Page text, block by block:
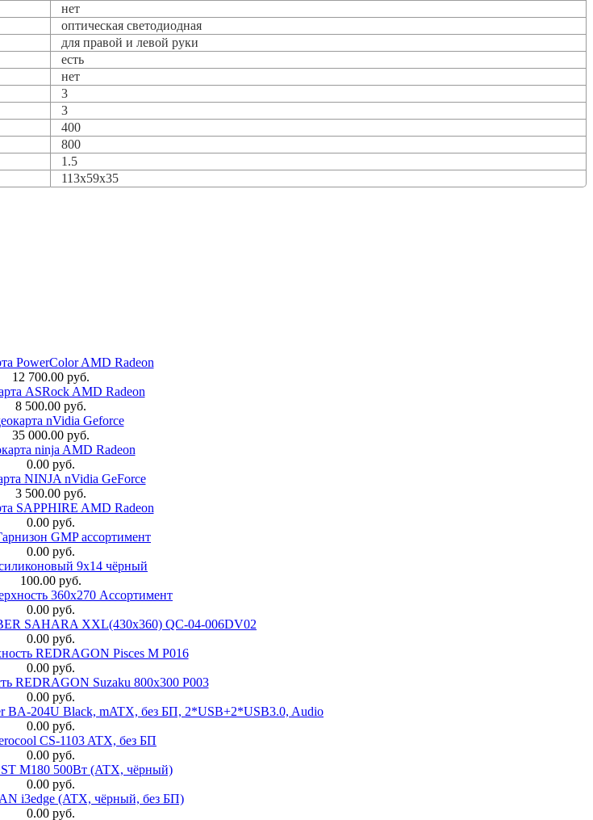
нет
оптическая светодиодная
для правой и левой руки
есть
нет
3
3
400
800
1.5
113x59x35
PowerColor AMD Radeon
12 700.00 руб.
ASRock AMD Radeon
8 500.00 руб.
nVidia Geforce
35 000.00 руб.
ninja AMD Radeon
0.00 руб.
NINJA nVidia GeForce
3 500.00 руб.
SAPPHIRE AMD Radeon
0.00 руб.
GMP ассортимент
0.00 руб.
9х14 чёрный
100.00 руб.
360x270 Ассортимент
0.00 руб.
SAHARA XXL(430x360) QC-04-006DV02
0.00 руб.
REDRAGON Pisces M P016
0.00 руб.
REDRAGON Suzaku 800x300 P003
0.00 руб.
BA-204U Black, mATX, без БП, 2*USB+2*USB3.0, Audio
0.00 руб.
CS-1103 ATX, без БП
0.00 руб.
M180 500Вт (ATX, чёрный)
0.00 руб.
i3edge (ATX, чёрный, без БП)
0.00 руб.